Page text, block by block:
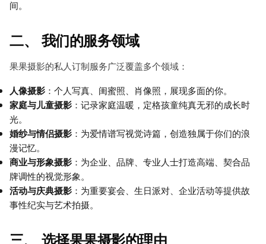
间。
二、 我们的服务领域
果果摄影的私人订制服务广泛覆盖多个领域：
人像摄影 ：个人写真、闺蜜照、肖像照，展现多面的你。
家庭与儿童摄影 ：记录家庭温暖，定格孩童纯真无邪的成长时
光。
婚纱与情侣摄影 ：为爱情谱写视觉诗篇，创造独属于你们的浪
漫记忆。
商业与形象摄影 ：为企业、品牌、专业人士打造高端、契合品
牌调性的视觉形象。
活动与庆典摄影 ：为重要宴会、生日派对、企业活动等提供故
事性纪实与艺术拍摄。
三、 选择果果摄影的理由